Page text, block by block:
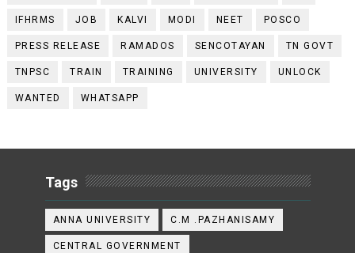
IFHRMS JOB KALVI MODI NEET POSCO
PRESS RELEASE RAMADOS SENCOTAYAN TN GOVT
TNPSC TRAIN TRAINING UNIVERSITY UNLOCK
WANTED WHATSAPP
Tags
ANNA UNIVERSITY C.M .PAZHANISAMY
CENTRAL GOVERNMENT